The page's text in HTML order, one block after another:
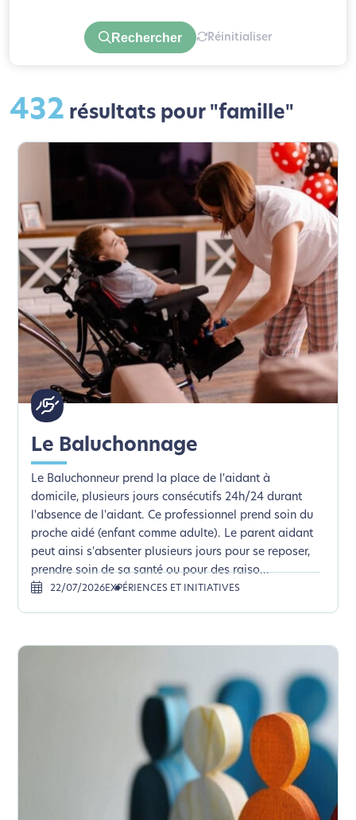
Rechercher Réinitialiser
432 résultats pour "famille"
Le Baluchonnage
Le Baluchonneur prend la place de l'aidant à
domicile, plusieurs jours consécutifs 24h/24 durant
l'absence de l'aidant. Ce professionnel prend soin du
proche aidé (enfant comme adulte). Le parent aidant
peut ainsi s'absenter plusieurs jours pour se reposer,
prendre soin de sa santé ou pour des raiso...
22/07/2026EXPÉRIENCES ET INITIATIVES